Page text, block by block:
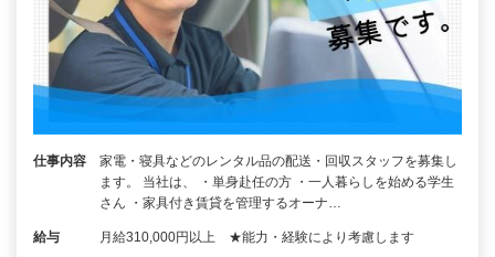
仕事内容
家電・寝具などのレンタル品の配送・回収スタッフを募集し
ます。 当社は、 ・単身赴任の方 ・一人暮らしを始める学生
さん ・家具付き賃貸を管理するオーナ…
給与 月給310,000円以上 ★能力・経験により考慮します